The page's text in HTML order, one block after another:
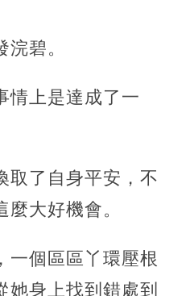
碧。
情上是達成了一
取了自身平安，不
大好機會。
一個區區丫環壓根
她身上找到錯處到